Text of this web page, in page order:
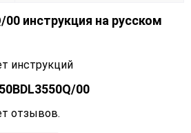
00 инструкция на русском
инструкций
00
отзывов.